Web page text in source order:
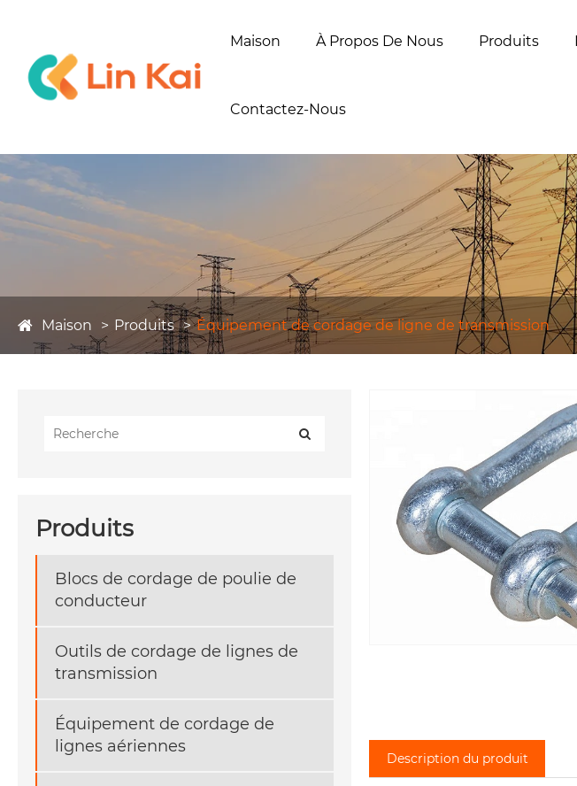
Maison À Propos De Nous Produits
Contactez-Nous
Maison Produits Équipement de cordage de ligne de transmission
Produits
Blocs de cordage de poulie de
conducteur
Outils de cordage de lignes de
transmission
Équipement de cordage de
lignes aériennes
Description du produit